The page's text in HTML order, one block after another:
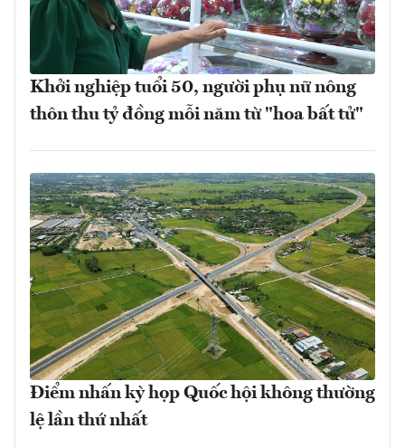
Khởi nghiệp tuổi 50, người phụ nữ nông
thôn thu tỷ đồng mỗi năm từ "hoa bất tử"
Điểm nhấn kỳ họp Quốc hội không thường
lệ lần thứ nhất